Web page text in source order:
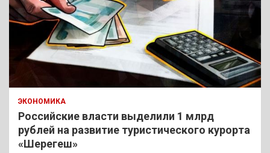
ЭКОНОМИКА
Российские власти выделили 1 млрд
рублей на развитие туристического курорта
«Шерегеш»